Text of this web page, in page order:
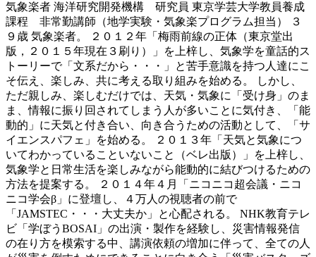
気象楽者 海洋研究開発機構 研究員 東京学芸大学教員養成
課程 非常勤講師（地学実験・気象楽プログラム担当） ３
９歳 気象楽者。 ２０１２年「梅雨前線の正体（東京堂出
版，２０１５年現在３刷り）」を上梓し、気象学を童話的ス
トーリーで「文系だから・・・」と苦手意識を持つ人達にこ
そ伝え、楽しみ、共に考える取り組みを始める。 しかし、
ただ親しみ、楽しむだけでは、天気・気象に「受け身」のま
ま、情報に振り回されてしまう人が多いことに気付き、「能
動的」に天気と付き合い、向き合うための活動として、「サ
イエンスパフェ」を始める。 ２０１３年「天気と気象につ
いてわかっていることいないこと（ベレ出版）」を上梓し、
気象学と日常生活を楽しみながら能動的に結びつけるための
方法を提案する。 ２０１４年４月「ニコニコ超会議・ニコ
ニコ学会β」に登壇し、４万人の視聴者の前で
「JAMSTEC・・・大丈夫か」と心配される。 NHK教育テレ
ビ「学ぼうBOSAI」の出演・製作を経験し、災害情報発信
の在り方を模索する中、講演依頼の増加に伴って、全ての人